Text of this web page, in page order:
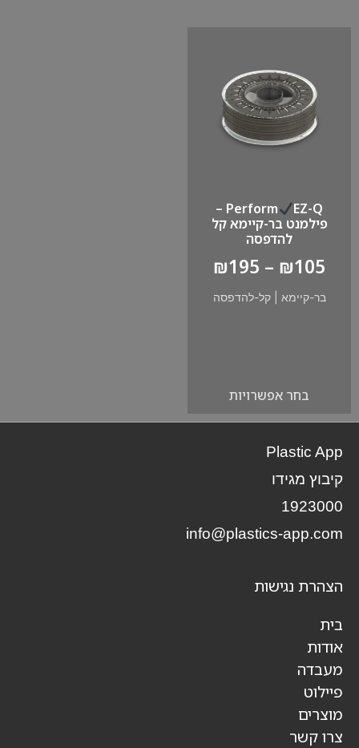
Perform
EZ-Q –
פילמנט בר-קיימא קל
להדפסה
₪105
–
₪195
בר-קיימא |קל-להדפסה
בחר אפשרויות
Plastic App
קיבוץ מגידו
1923000
info@plastics-app.com
הצהרת נגישות
בית
אודות
מעבדה
פיילוט
מוצרים
צרו קשר